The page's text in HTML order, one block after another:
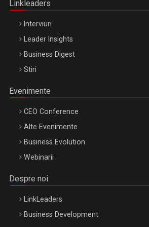
Linkleaders
Interviuri
Leader Insights
Business Digest
Stiri
Evenimente
CEO Conference
Alte Evenimente
Business Evolution
Webinarii
Despre noi
LinkLeaders
Business Development